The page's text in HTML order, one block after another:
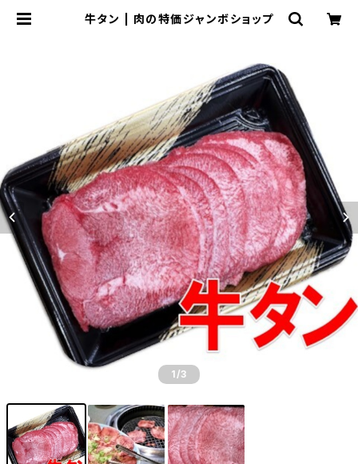
牛タン | 肉の特価ジャンボショップ
1 /3